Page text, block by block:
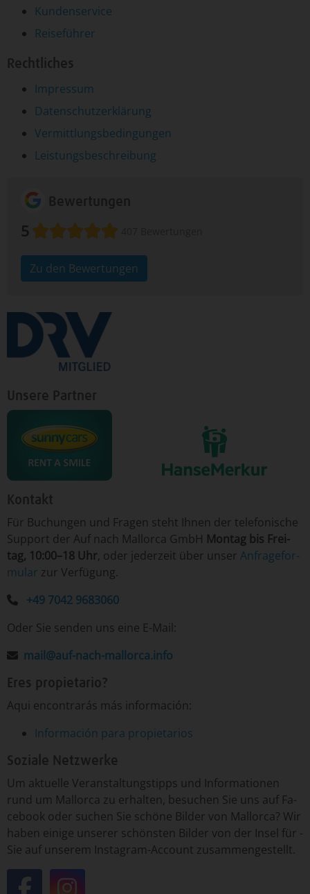
Kundenservice
Reiseführer
Rechtliches
Impressum
Datenschutzerklärung
Vermittlungsbedingungen
Leistungsbeschreibung
5
Zu den Bewertungen
Unsere Partner
Kontakt
Für ­Bu­chun­gen un­d Fra­gen ­steht Ih­nen der te­le­fo­nische
Sup­port der Auf nach Mallorca GmbH Mon­tag ­bis Frei­
tag, 10:00–18 Uhr, o­der je­der­zeit ­über­ un­ser An­fra­ge­for­
mu­lar ­zur Ver­fü­gung.
+49 7042 9683060
Oder Sie senden uns eine E-Mail:
mail@auf-nach-mallorca.info
Eres propietario?
Aqui encontrarás más información:
Información para propietarios
Soziale Netzwerke
Um­ ak­tu­el­le ­Ver­an­stal­tungs­tipp­s un­d ­In­for­ma­tio­nen
run­d um ­Mal­lor­ca ­zu er­hal­ten, ­be­su­chen ­Sie uns auf Fa­
ce­book o­der ­su­chen ­Sie ­schö­ne ­Bil­der von ­Mal­lor­ca? Wir
ha­ben ei­ni­ge un­se­rer ­schöns­ten ­Bil­der von ­der In­sel ­für ­
Sie auf un­se­rem Insta­gram-­Ac­count ­zu­sam­men­ge­stellt.